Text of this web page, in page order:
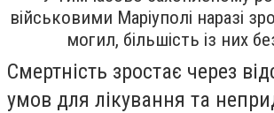
військовими Маріуполі наразі
могил, більшість із них
Смертність зростає через
умов для лікування та